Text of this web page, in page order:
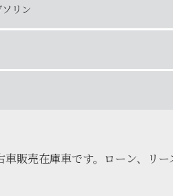
リン
販売在庫車です。ローン、リ